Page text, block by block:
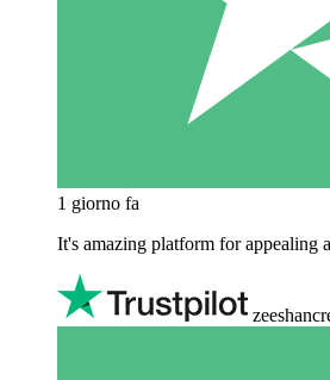
1 giorno fa
It's amazing platform for appealing